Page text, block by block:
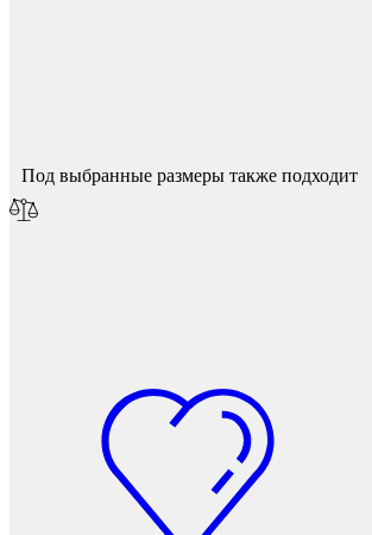
Под выбранные размеры также подходит